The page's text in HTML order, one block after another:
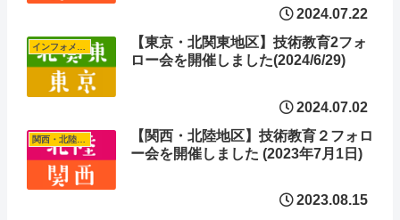
2024.07.22
【東京・北関東地区】技術教育2フォ
ロー会を開催しました(2024/6/29)
2024.07.02
【関西・北陸地区】技術教育２フォロ
ー会を開催しました (2023年7月1日)
2023.08.15